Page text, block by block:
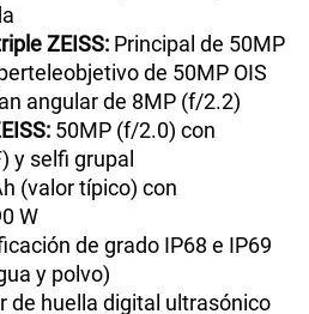
ZEISS: Principal de 50MP
de 50MP OIS
angular de 8MP (f/2.2)
50MP (f/2.0) con
y selfi grupal
(valor típico) con
W
de grado IP68 e IP69
y polvo)
de huella digital ultrasónico